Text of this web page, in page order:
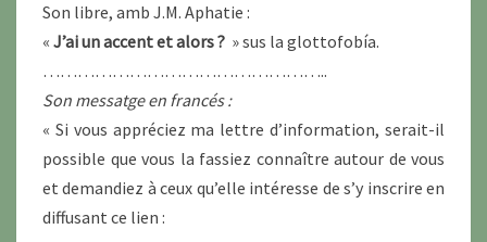
Son libre, amb J.M. Aphatie :
« J’ai un accent et alors ? » sus la glottofobía.
…………………………………………..
Son messatge en francés :
« Si vous appréciez ma lettre d’information, serait-il
possible que vous la fassiez connaître autour de vous
et demandiez à ceux qu’elle intéresse de s’y inscrire en
diffusant ce lien :